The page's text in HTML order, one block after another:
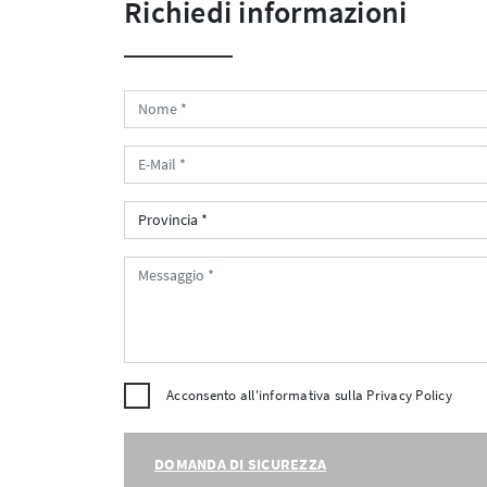
Richiedi informazioni
Acconsento all'informativa sulla Privacy Policy
DOMANDA DI SICUREZZA